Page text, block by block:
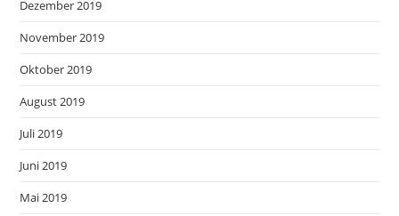
Dezember 2019
November 2019
Oktober 2019
August 2019
Juli 2019
Juni 2019
Mai 2019